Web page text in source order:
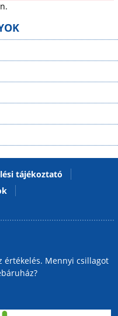
tájékoztató